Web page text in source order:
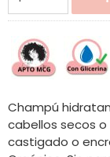
Champú
cabellos secos
castigado o